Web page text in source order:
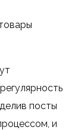
посты
и